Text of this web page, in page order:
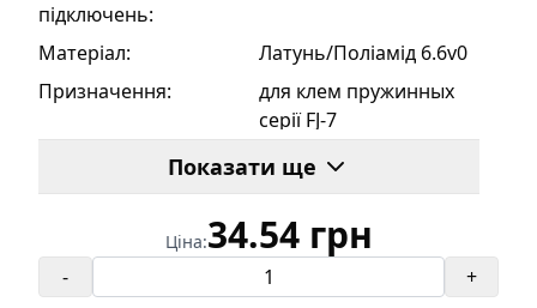
підключень:
Матеріал:
Латунь/Поліамід 6.6v0
Призначення:
для клем пружинных
серії FJ-7
Кількість в пачці:
100
Бренд:
Takel
Червоний
Показати ще
Ціна:34.54 грн
- +